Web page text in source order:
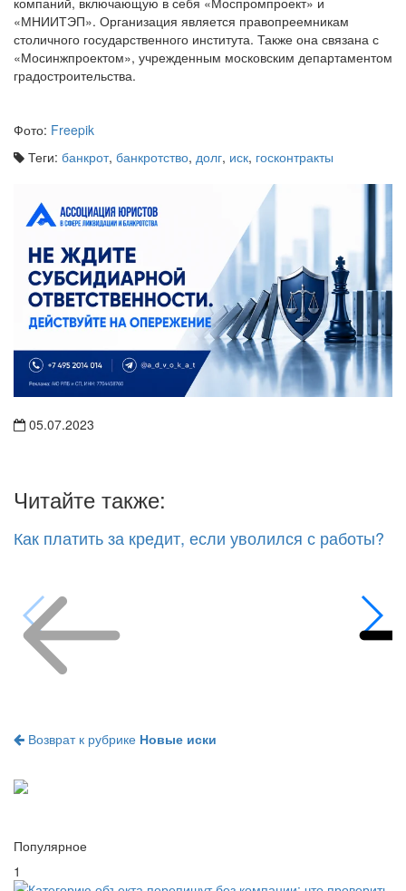
«МНИИТЭП». Организация является правопреемникам
столичного государственного института. Также она связана с
«Мосинжпроектом», учрежденным московским департаментом
градостроительства.
Фото: Freepik
Теги: банкрот, банкротство, долг, иск, госконтракты
05.07.2023
Читайте также:
Как платить за кредит, если уволился с работы?
Возврат к рубрике Новые иски
Популярное
1